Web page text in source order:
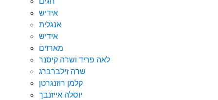
אידיש
אנגלית
אידיש
מארזים
לאה פריד ושרה קיסנר
שרה זילברברג
קלמן רוזנגרטן
יוסלה אייזנבך